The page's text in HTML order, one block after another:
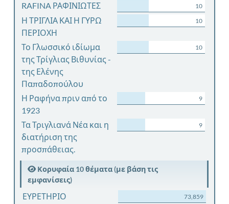
RAFINA ΡΑΦΙΝΙΩΤΕΣ 10
Η ΤΡΙΓΛΙΑ ΚΑΙ Η ΓΥΡΩ
ΠΕΡΙΟΧΗ
10
Το Γλωσσικό ιδίωμα
της Τρίγλιας Βιθυνίας -
της Ελένης
Παπαδοπούλου
10
Η Ραφήνα πριν από το
1923
9
Τα Τριγλιανά Νέα και η
διατήριση της
προσπάθειας.
9
Κορυφαία 10 θέματα (με βάση τις
εμφανίσεις)
ΕΥΡΕΤΗΡΙΟ
73,859